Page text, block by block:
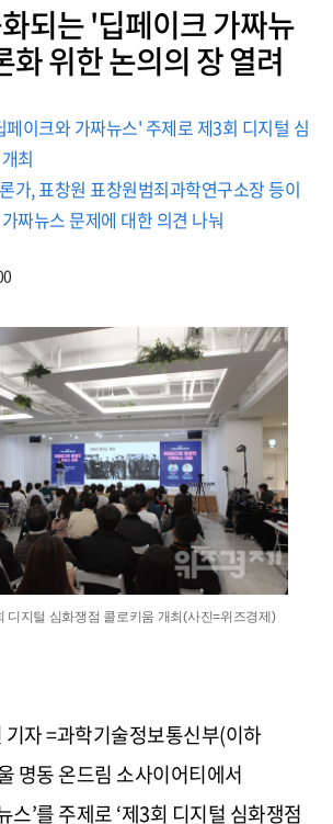
되는 '딥페이크 가짜뉴
화 위한 논의의 장 열려
이크와 가짜뉴스' 주제로 제3회 디지털 심
최
가, 표창원 표창원범죄과학연구소장 등이
짜뉴스 문제에 대한 의견 나눠
디지털 심화쟁점 콜로키움 개최(사진=위즈경제)
자 =과학기술정보통신부(이하
명동 온드림 소사이어티에서
스’를 주제로‘제3회 디지털 심화쟁점